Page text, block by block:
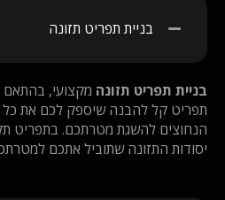
בניית תפריט תזונה
בניית תפריט תזונה מקצועי,
תפריט קל להבנה שיספק לכם את כל
הנחוצים להשגת מטרתכם. בתפריט
יסודות התזונה שתוביל אתכם